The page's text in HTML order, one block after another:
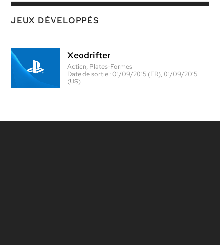
JEUX DÉVELOPPÉS
Xeodrifter
Action, Plates-Formes
Date de sortie :01/09/2015 (FR), 01/09/2015
(US)